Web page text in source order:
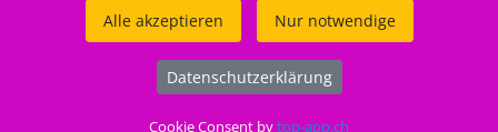
Stiftung Bibliothek Werner Oechslin
Alle akzeptieren Nur notwendige
Datenschutzerklärung
Cookie Consent bytop-app.ch